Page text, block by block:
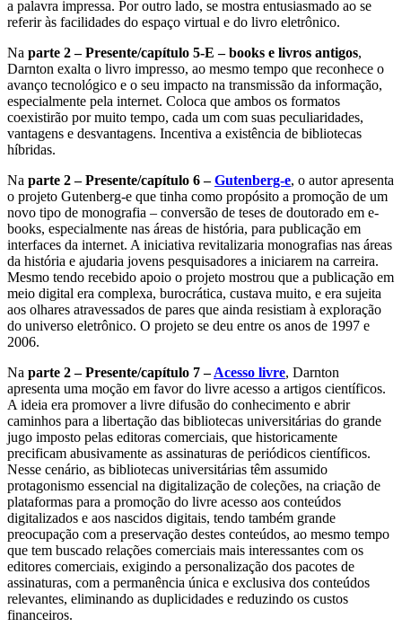
a palavra impressa. Por outro lado, se mostra entusiasmado ao se
referir às facilidades do espaço virtual e do livro eletrônico.
Na parte 2 – Presente/capítulo 5-E – books e livros antigos,
Darnton exalta o livro impresso, ao mesmo tempo que reconhece o
avanço tecnológico e o seu impacto na transmissão da informação,
especialmente pela internet. Coloca que ambos os formatos
coexistirão por muito tempo, cada um com suas peculiaridades,
vantagens e desvantagens. Incentiva a existência de bibliotecas
híbridas.
Na parte 2 – Presente/capítulo 6 –Gutenberg-e, o autor apresenta
o projeto Gutenberg-e que tinha como propósito a promoção de um
novo tipo de monografia – conversão de teses de doutorado em e-
books, especialmente nas áreas de história, para publicação em
interfaces da internet. A iniciativa revitalizaria monografias nas áreas
da história e ajudaria jovens pesquisadores a iniciarem na carreira.
Mesmo tendo recebido apoio o projeto mostrou que a publicação em
meio digital era complexa, burocrática, custava muito, e era sujeita
aos olhares atravessados de pares que ainda resistiam à exploração
do universo eletrônico. O projeto se deu entre os anos de 1997 e
2006.
Na parte 2 – Presente/capítulo 7 –Acesso livre, Darnton
apresenta uma moção em favor do livre acesso a artigos científicos.
A ideia era promover a livre difusão do conhecimento e abrir
caminhos para a libertação das bibliotecas universitárias do grande
jugo imposto pelas editoras comerciais, que historicamente
precificam abusivamente as assinaturas de periódicos científicos.
Nesse cenário, as bibliotecas universitárias têm assumido
protagonismo essencial na digitalização de coleções, na criação de
plataformas para a promoção do livre acesso aos conteúdos
digitalizados e aos nascidos digitais, tendo também grande
preocupação com a preservação destes conteúdos, ao mesmo tempo
que tem buscado relações comerciais mais interessantes com os
editores comerciais, exigindo a personalização dos pacotes de
assinaturas, com a permanência única e exclusiva dos conteúdos
relevantes, eliminando as duplicidades e reduzindo os custos
financeiros.